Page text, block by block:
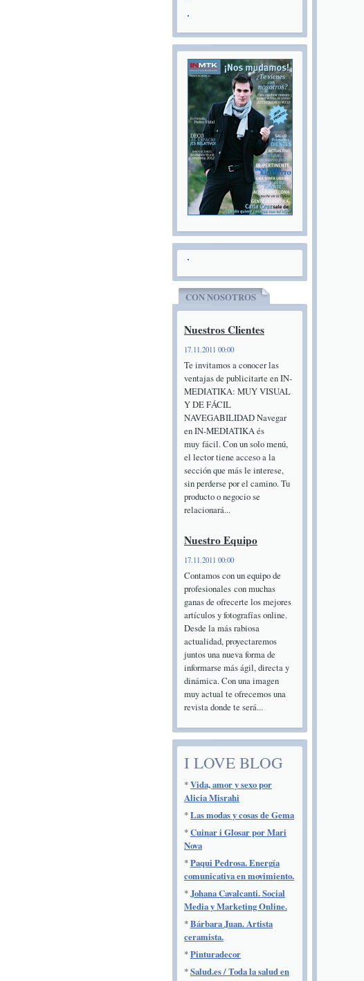
CON NOSOTROS
Nuestros Clientes
17.11.2011 00:00
Te invitamos a conocer las
ventajas de publicitarte en IN-
MEDIATIKA: MUY VISUAL
Y DE FÁCIL
NAVEGABILIDAD Navegar
en IN-MEDIATIKA és
muy fácil. Con un solo menú,
el lector tiene acceso a la
sección que más le interese,
sin perderse por el camino. Tu
producto o negocio se
relacionará...
Nuestro Equipo
17.11.2011 00:00
Contamos con un equipo de
profesionales con muchas
ganas de ofrecerte los mejores
artículos y fotografías online.
Desde la más rabiosa
actualidad, proyectaremos
juntos una nueva forma de
informarse más ágil, directa y
dinámica. Con una imagen
muy actual te ofrecemos una
revista donde te será...
I LOVE BLOG
*Vida, amor y sexo por
Alicia Misrahi
*Las modas y cosas de Gema
*Cuinar i Glosar por Mari
Nova
*Paqui Pedrosa. Energía
comunicativa en movimiento.
*Johana Cavalcanti. Social
Media y Marketing Online.
*Bárbara Juan. Artista
ceramista.
*Pinturadecor
*Salud.es / Toda la salud en